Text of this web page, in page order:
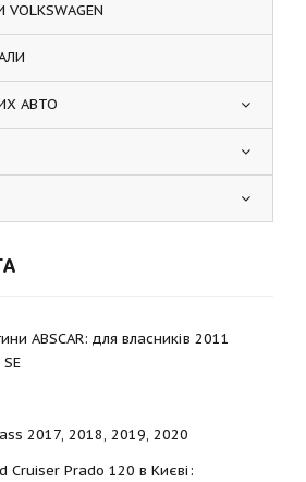
АВТО
ABSCAR: для власників 2011
2017, 2018, 2019, 2020
Cruiser Prado 120 в Києві: